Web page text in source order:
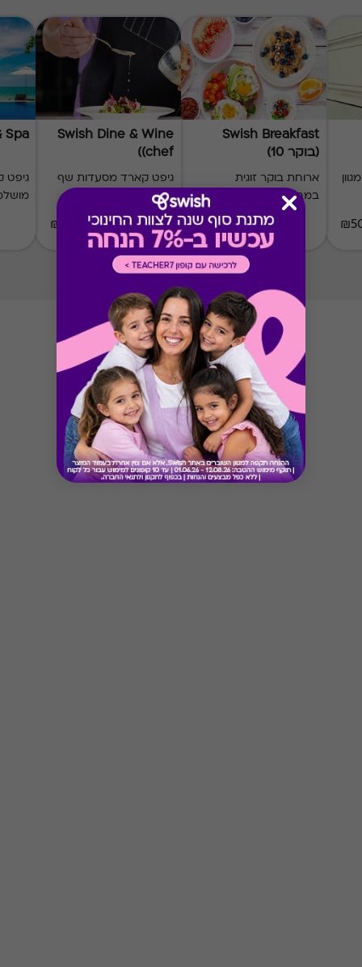
Swish Breakfast
(בוקר 10)
ארוחת בוקר זוגית
במבחר מסעדות
168 ₪
Swish Dine & Wine
(chef)
גיפט קארד מסעדות שף
בפריסה ארצית
₪60-₪1000
Spa
גיפט